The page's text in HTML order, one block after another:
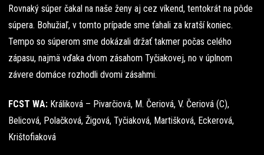
Rovnaký súper čakal na naše ženy aj cez víkend, tentokrát na pôde
súpera. Bohužiaľ, v tomto prípade sme ťahali za kratší koniec.
Tempo so súperom sme dokázali držať takmer počas celého
zápasu, najmä vďaka dvom zásahom Tyčiakovej, no v úplnom
závere domáce rozhodli dvomi zásahmi.
FCST WA: Králiková – Pivarčiová, M. Čeriová, V. Čeriová (C),
Belicová, Polačková, Žigová, Tyčiaková, Martišková, Eckerová,
Krištofiaková